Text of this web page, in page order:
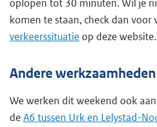
oplopen tot 30 minuten. Wil je
komen te staan, check dan voor
verkeerssituatie op deze website.
Andere werkzaamheden
We werken dit weekend ook
de A6 tussen Urk en Lelystad-